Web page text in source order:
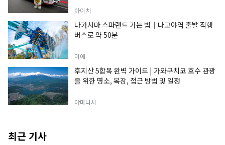
아이치
나가시마 스파랜드 가는 법｜나고야역 출발 직행
버스로 약 50분
미에
후지산 5합목 완벽 가이드 | 가와구치코 호수 관광
을 위한 명소, 복장, 접근 방법 및 일정
야마나시
최근 기사